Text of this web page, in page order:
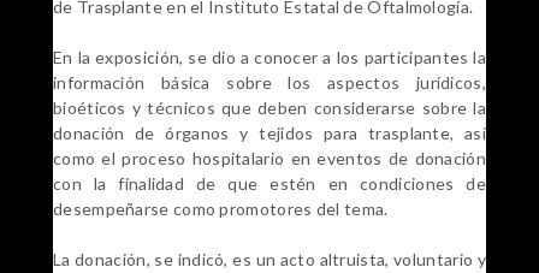
de Trasplante en el Instituto Estatal de Oftalmología.
En la exposición, se dio a conocer a los participantes la
información básica sobre los aspectos jurídicos,
bioéticos y técnicos que deben considerarse sobre la
donación de órganos y tejidos para trasplante, así
como el proceso hospitalario en eventos de donación
con la finalidad de que estén en condiciones de
desempeñarse como promotores del tema.
La donación, se indicó, es un acto altruista, voluntario y